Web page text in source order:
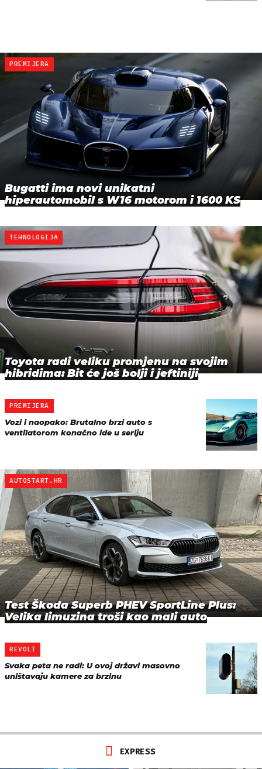
PREMIJERA
Bugatti ima novi unikatni
hiperautomobil s W16 motorom i 1600 KS
TEHNOLOGIJA
Toyota radi veliku promjenu na svojim
hibridima: Bit će još bolji i jeftiniji
PREMIJERA
Vozi i naopako: Brutalno brzi auto s
ventilatorom konačno ide u seriju
AUTOSTART.HR
Test Škoda Superb PHEV SportLine Plus:
Velika limuzina troši kao mali auto
REVOLT
Svaka peta ne radi: U ovoj državi masovno
uništavaju kamere za brzinu